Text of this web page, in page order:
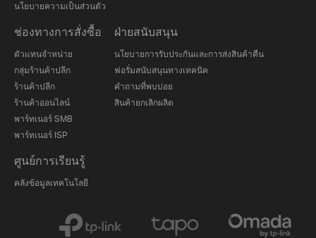
นโยบายความเป็นส่วนตัว
ช่องทางการสั่งซื้อ
ตัวแทนจำหน่าย
กลุ่มร้านค้าปลีก
ร้านค้าปลีก
ร้านค้าออนไลน์
พาร์ทเนอร์ SMB
พาร์ทเนอร์ ISP
ฝ่ายสนับสนุน
นโยบายการรับประกันและการส่งสินค้าคืน
ฟอรั่มสนับสนุนทางเทคนิค
คำถามที่พบบ่อย
สินค้ายกเลิกผลิต
ศูนย์การเรียนรู้
คลังข้อมูลเทคโนโลยี